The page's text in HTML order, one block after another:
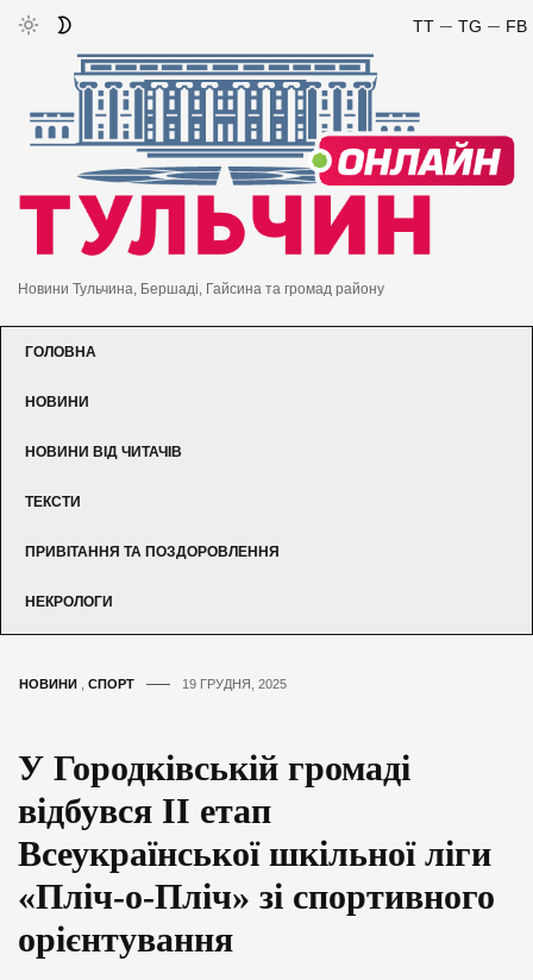
FB
TG
TT
Новини Тульчина, Бершаді, Гайсина та громад району
ГОЛОВНА
НОВИНИ
НОВИНИ ВІД ЧИТАЧІВ
ТЕКСТИ
ПРИВІТАННЯ ТА ПОЗДОРОВЛЕННЯ
НЕКРОЛОГИ
НОВИНИ СПОРТ 19 ГРУДНЯ, 2025
У Городківській громаді
відбувся ІІ етап
Всеукраїнської шкільної ліги
«Пліч-о-Пліч» зі спортивного
орієнтування